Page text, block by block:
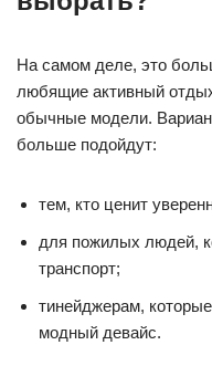
На самом деле, это
любящие активный
обычные модели.
больше подойдут:
тем, кто ценит
для пожилых людей,
транспорт;
тинейджерам,
модный девайс.